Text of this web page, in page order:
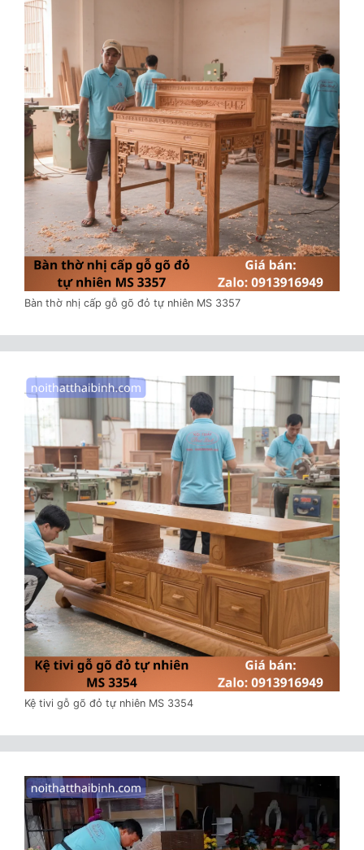
Bàn thờ nhị cấp gỗ gõ đỏ tự nhiên MS 3357
Kệ tivi gỗ gõ đỏ tự nhiên MS 3354